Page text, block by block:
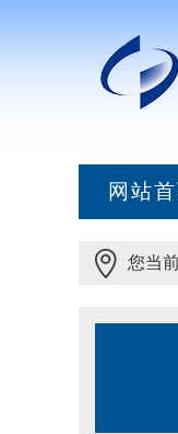
网站
您当